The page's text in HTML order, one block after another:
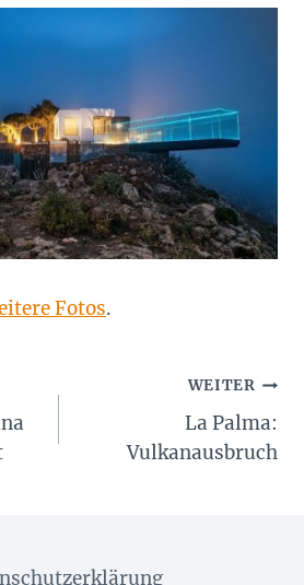
Fotos.
WEITER
La Palma:
Vulkanausbruch